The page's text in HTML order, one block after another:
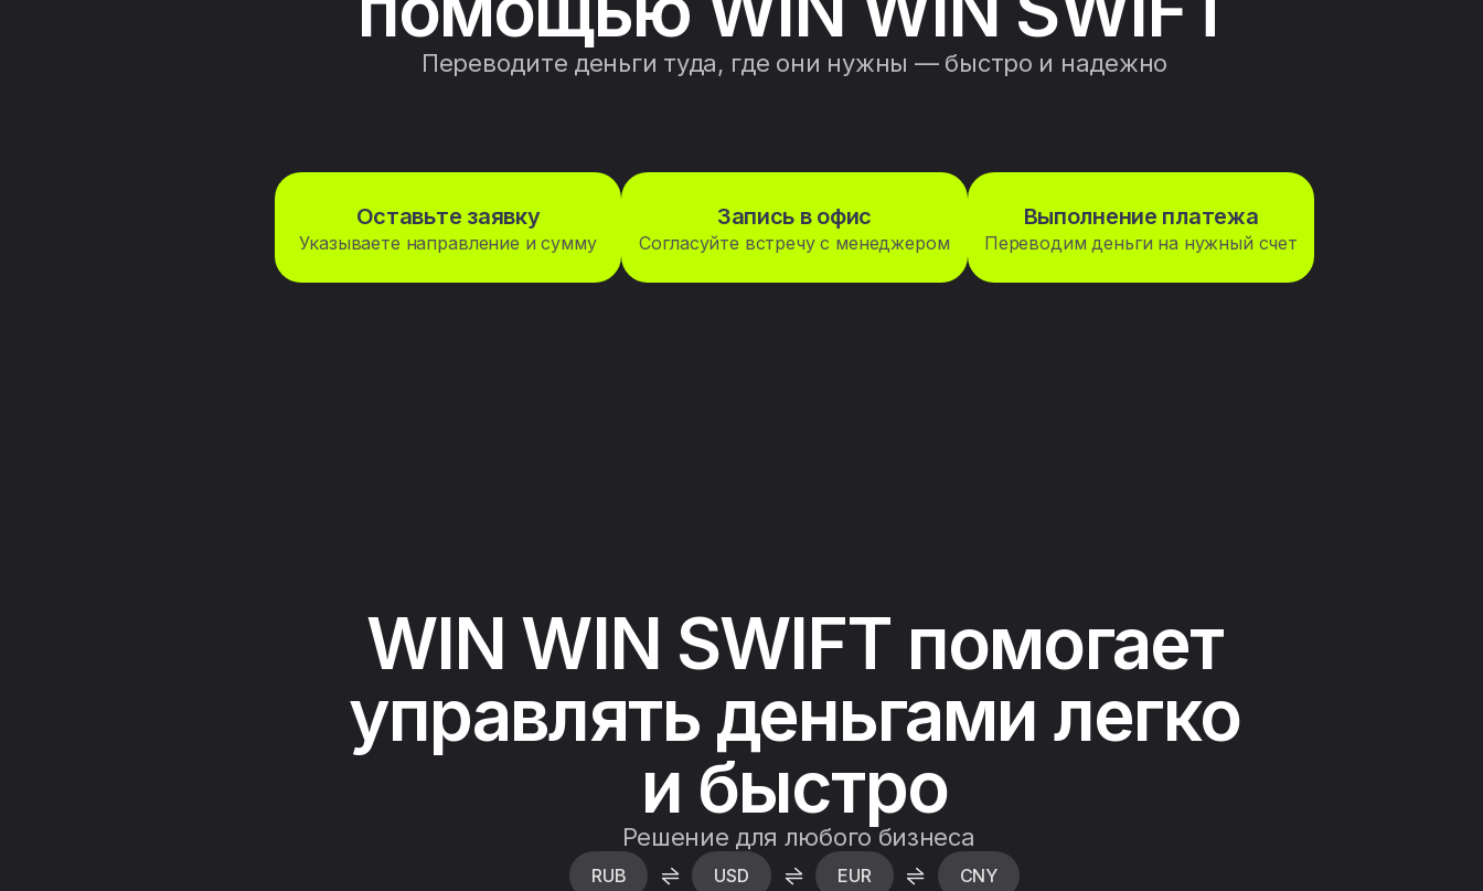
Переводите деньги туда, где они нужны — быстро и надежно
Оставьте заявку
Указываете направление и сумму
Запись в офис
Согласуйте встречу с менеджером
Выполнение платежа
Переводим деньги на нужный счет
WIN WIN SWIFT помогает
управлять деньгами легко
и быстро
Решение для любого бизнеса
RUB USD EUR CNY